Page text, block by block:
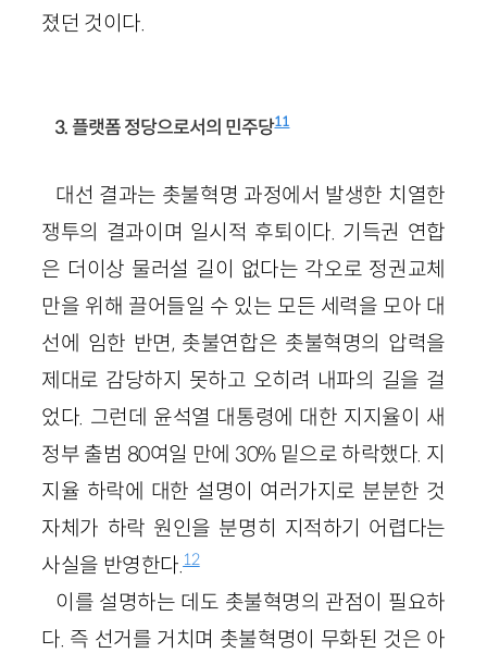
졌던 것이다.
3. 플랫폼 정당으로서의 민주당11
대선 결과는 촛불혁명 과정에서 발생한 치열한
쟁투의 결과이며 일시적 후퇴이다. 기득권 연합
은 더이상 물러설 길이 없다는 각오로 정권교체
만을 위해 끌어들일 수 있는 모든 세력을 모아 대
선에 임한 반면, 촛불연합은 촛불혁명의 압력을
제대로 감당하지 못하고 오히려 내파의 길을 걸
었다. 그런데 윤석열 대통령에 대한 지지율이 새
정부 출범 80여일 만에 30% 밑으로 하락했다. 지
지율 하락에 대한 설명이 여러가지로 분분한 것
자체가 하락 원인을 분명히 지적하기 어렵다는
사실을 반영한다.12
이를 설명하는 데도 촛불혁명의 관점이 필요하
다. 즉 선거를 거치며 촛불혁명이 무화된 것은 아